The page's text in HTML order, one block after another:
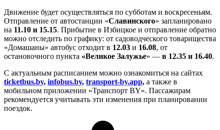
Движение будет осуществляться по субботам и воскресеньям.
Отправление от автостанции «Славинского» запланировано
на 11.10 и 15.15. Прибытие в Избицкое и отправление обратно
можно отследить по графику: от садоводческого товарищества
«Домашаны» автобус отходит в 12.03 и 16.08, от
остановочного пункта «Великое Залужье» — в 12.35 и 16.40.
С актуальным расписанием можно ознакомиться на сайтах
ticketbus.by, infobus.by, transport-by.app, а также в
мобильном приложении «Транспорт BY». Пассажирам
рекомендуется учитывать эти изменения при планировании
поездок.